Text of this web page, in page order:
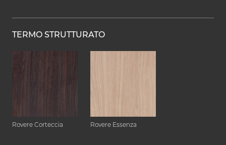
TERMO STRUTTURATO
Rovere Corteccia Rovere Essenza